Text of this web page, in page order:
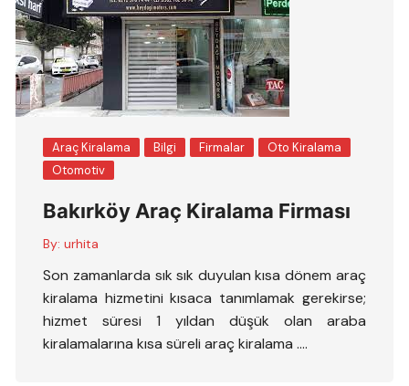
Araç Kiralama Bilgi Firmalar
Oto Kiralama
Otomotiv
Bakırköy Araç Kiralama Firması
By: urhita
Son zamanlarda sık sık duyulan kısa dönem araç
kiralama hizmetini kısaca tanımlamak gerekirse;
hizmet süresi 1 yıldan düşük olan araba
kiralamalarına kısa süreli araç kiralama ….